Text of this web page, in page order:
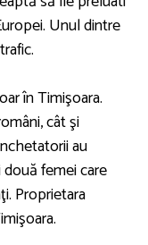
Unul dintre
în Timişoara.
cât şi
au
femei care
Proprietara